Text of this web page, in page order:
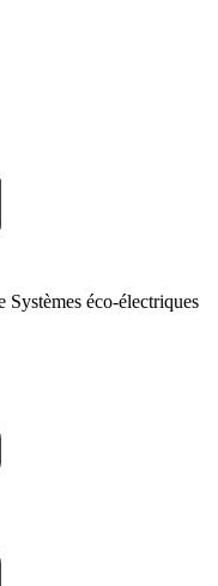
Systèmes éco-électriques